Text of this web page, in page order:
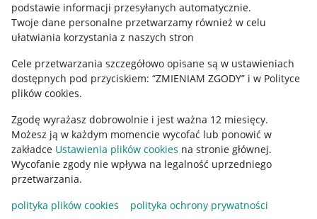
podstawie informacji przesyłanych automatycznie.
Twoje dane personalne przetwarzamy również w celu
ułatwiania korzystania z naszych stron
Cele przetwarzania szczegółowo opisane są w ustawieniach
dostępnych pod przyciskiem: “ZMIENIAM ZGODY” i w Polityce
plików cookies.
Zgodę wyrażasz dobrowolnie i jest ważna 12 miesięcy.
Możesz ją w każdym momencie wycofać lub ponowić w
zakładce Ustawienia plików cookies na stronie głównej.
Wycofanie zgody nie wpływa na legalność uprzedniego
przetwarzania.
polityka plików cookies
polityka ochrony prywatności
Polityka plików "cookies"
Ustawienia plików "cookies"
Udostępnianie lokalizacji
Informacje dla Aktu o Usługach Cyfrowych
Pobierz aplikację